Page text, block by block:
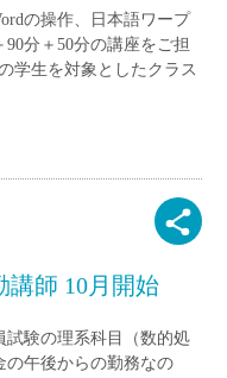
の操作、日本語ワープ
分＋50分の講座をご担
学生を対象としたクラス
講師 10月開始
試験の理系科目（数的処
の午後からの勤務なの